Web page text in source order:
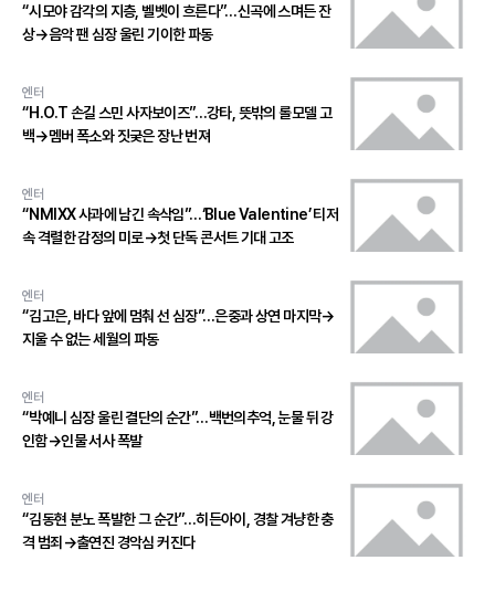
“시모야 감각의 지층, 벨벳이 흐른다”…신곡에 스며든 잔
상→음악 팬 심장 울린 기이한 파동
엔터
“H.O.T 손길 스민 사자보이즈”…강타, 뜻밖의 롤모델 고
백→멤버 폭소와 짓궂은 장난 번져
엔터
“NMIXX 사과에 남긴 속삭임”…‘Blue Valentine’ 티저
속 격렬한 감정의 미로→첫 단독 콘서트 기대 고조
엔터
“김고은, 바다 앞에 멈춰 선 심장”…은중과 상연 마지막→
지울 수 없는 세월의 파동
엔터
“박예니 심장 울린 결단의 순간”…백번의추억, 눈물 뒤 강
인함→인물 서사 폭발
엔터
“김동현 분노 폭발한 그 순간”…히든아이, 경찰 겨냥한 충
격 범죄→출연진 경악심 커진다